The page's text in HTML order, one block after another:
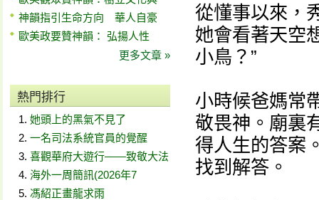
神韻指引生命方向 華人自豪
歐美政要贊神韻： 弘揚人性
更多文章 »
熱門排行
她頭上的黑氣不見了
一名司法系統官員的覺醒
喜觀華府大遊行——致敬大法
海外一周簡訊(2026年7
馮紹正畫龍求雨
從懂事以來，
她會看著天空
小鳥？”
小時候爸媽常
敬畏神。廟裏
得人生的答案
找到解答。